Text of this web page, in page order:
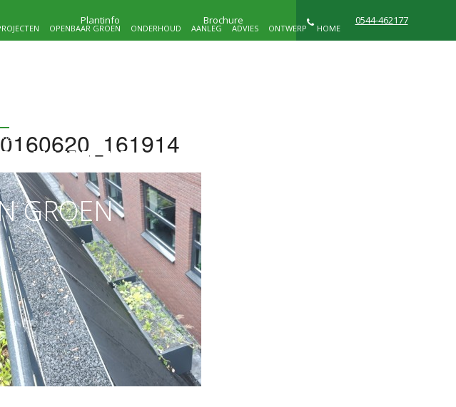
GROEN
HOME
ONTWERP
ADVIES
AANLEG
ONDERHOUD
OPENBAAR GROEN
Plantinfo Brochure 0544-462177